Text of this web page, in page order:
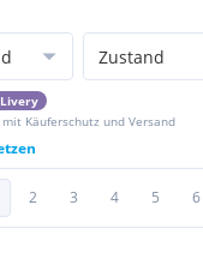
Zustand
mit Käuferschutz und Versand
2 3 4 5 6